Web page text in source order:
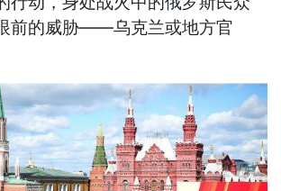
前的威胁——乌克兰或地方官